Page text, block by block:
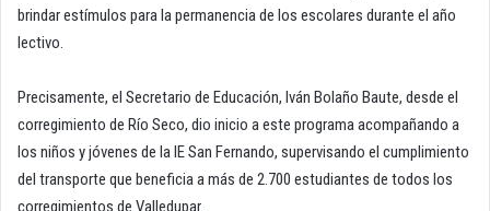
brindar estímulos para la permanencia de los escolares durante el año
lectivo.
Precisamente, el Secretario de Educación, Iván Bolaño Baute, desde el
corregimiento de Río Seco, dio inicio a este programa acompañando a
los niños y jóvenes de la IE San Fernando, supervisando el cumplimiento
del transporte que beneficia a más de 2.700 estudiantes de todos los